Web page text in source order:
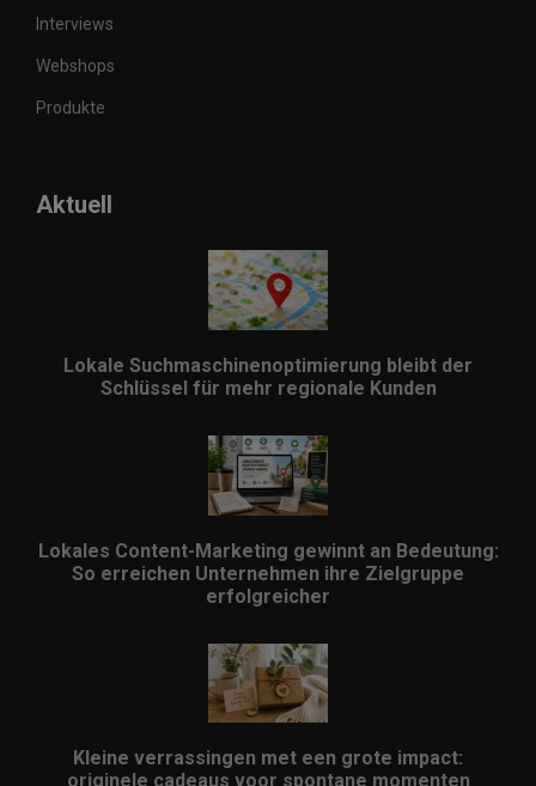
Interviews
Webshops
Produkte
Aktuell
Lokale Suchmaschinenoptimierung bleibt der
Schlüssel für mehr regionale Kunden
Lokales Content-Marketing gewinnt an Bedeutung:
So erreichen Unternehmen ihre Zielgruppe
erfolgreicher
Kleine verrassingen met een grote impact:
originele cadeaus voor spontane momenten